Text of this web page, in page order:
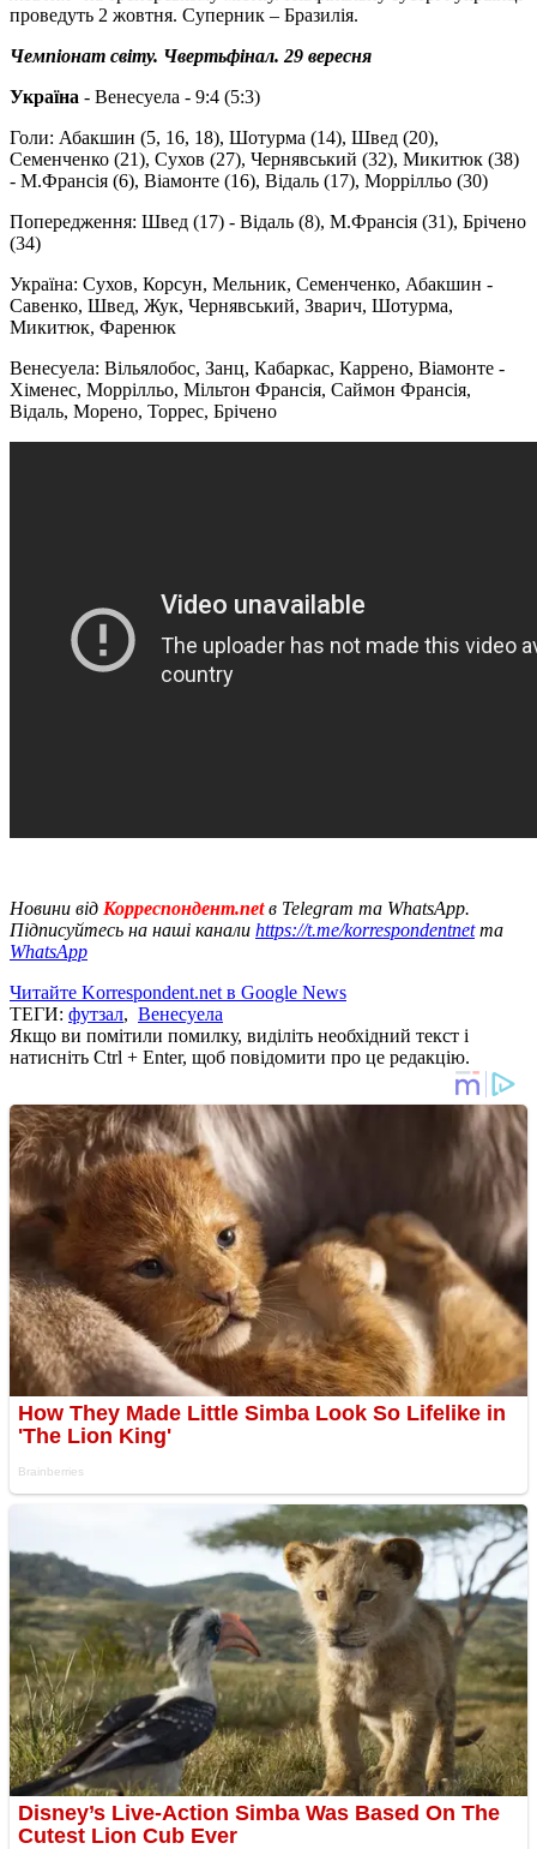
проведуть 2 жовтня. Суперник – Бразилія.
Чемпіонат світу. Чвертьфінал. 29 вересня
Україна - Венесуела - 9:4 (5:3)
Голи: Абакшин (5, 16, 18), Шотурма (14), Швед (20),
Семенченко (21), Сухов (27), Чернявський (32), Микитюк (38)
- М.Франсія (6), Віамонте (16), Відаль (17), Моррілльо (30)
Попередження: Швед (17) - Відаль (8), М.Франсія (31), Брічено
(34)
Україна: Сухов, Корсун, Мельник, Семенченко, Абакшин -
Савенко, Швед, Жук, Чернявський, Зварич, Шотурма,
Микитюк, Фаренюк
Венесуела: Вільялобос, Занц, Кабаркас, Каррено, Віамонте -
Хіменес, Моррілльо, Мільтон Франсія, Саймон Франсія,
Відаль, Морено, Торрес, Брічено
Новини від Корреспондент.netв Telegram та WhatsApp.
Підписуйтесь на наші канали https://t.me/korrespondentnetта
WhatsApp
Читайте Korrespondent.net в Google News
ТЕГИ: футзал, Венесуела
Якщо ви помітили помилку, виділіть необхідний текст і
натисніть Ctrl + Enter, щоб повідомити про це редакцію.